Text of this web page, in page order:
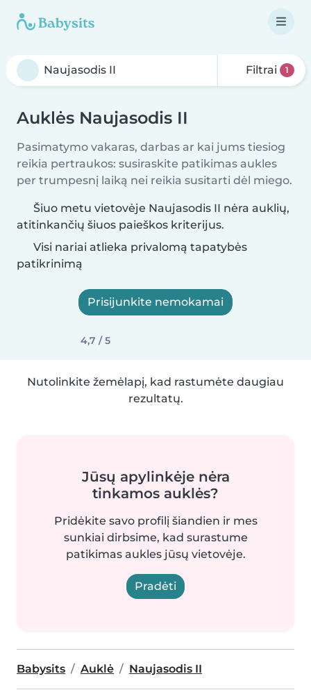
Filtrai 1
Auklės Naujasodis II
Pasimatymo vakaras, darbas ar kai jums tiesiog
reikia pertraukos: susiraskite patikimas aukles
per trumpesnį laiką nei reikia susitarti dėl miego.
Šiuo metu vietovėje Naujasodis II nėra auklių,
atitinkančių šiuos paieškos kriterijus.
Visi nariai atlieka privalomą tapatybės
patikrinimą
Prisijunkite nemokamai
4,7 / 5
Nutolinkite žemėlapį, kad rastumėte daugiau
rezultatų.
Jūsų apylinkėje nėra
tinkamos auklės?
Pridėkite savo profilį šiandien ir mes
sunkiai dirbsime, kad surastume
patikimas aukles jūsų vietovėje.
Pradėti
Babysits Auklė Naujasodis II